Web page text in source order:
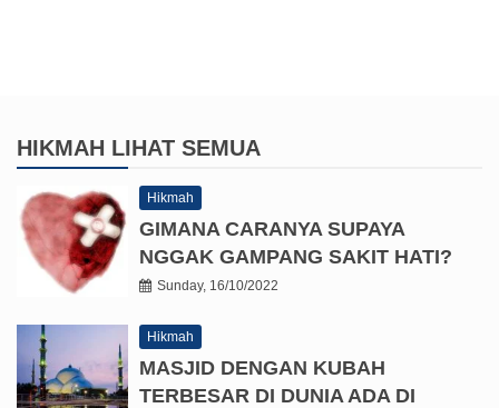
HIKMAH LIHAT SEMUA
Hikmah
GIMANA CARANYA SUPAYA
NGGAK GAMPANG SAKIT HATI?
Sunday, 16/10/2022
Hikmah
MASJID DENGAN KUBAH
TERBESAR DI DUNIA ADA DI